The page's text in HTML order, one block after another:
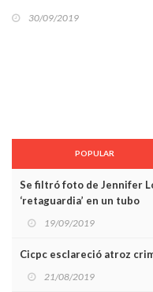
30/09/2019
POPULAR
Se filtró foto de Jennifer
‘retaguardia’ en un tubo
19/09/2019
Cicpc esclareció atroz
21/08/2019